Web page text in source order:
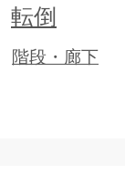
転倒
階段・廊下